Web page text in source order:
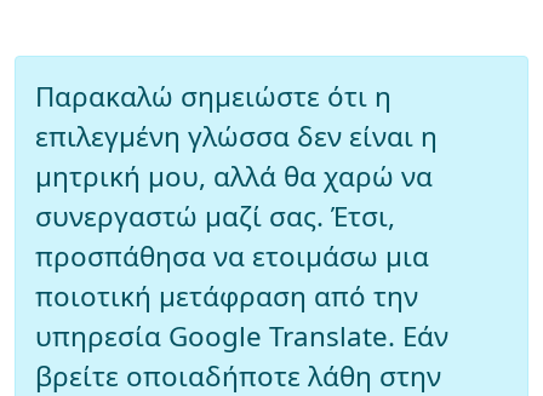
Παρακαλώ σημειώστε ότι η
επιλεγμένη γλώσσα δεν είναι η
μητρική μου, αλλά θα χαρώ να
συνεργαστώ μαζί σας. Έτσι,
προσπάθησα να ετοιμάσω μια
ποιοτική μετάφραση από την
υπηρεσία Google Translate. Εάν
βρείτε οποιαδήποτε λάθη στην